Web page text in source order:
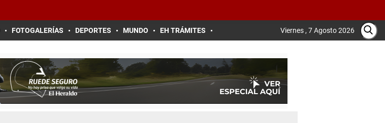
FOTOGALERÍAS DEPORTES MUNDO EH TRÁMITES Viernes , 7 Agosto 2026